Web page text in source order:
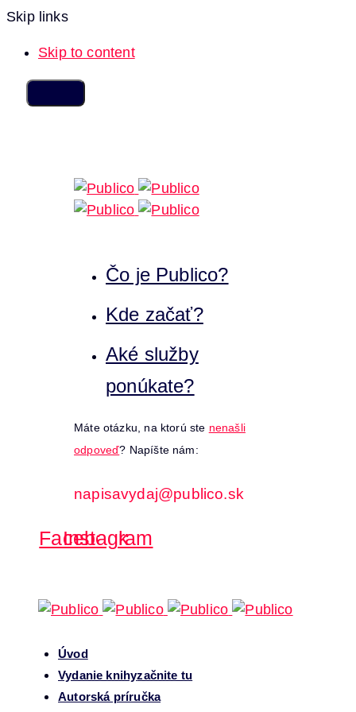
Skip links
Skip to content
Čo je Publico?
Kde začať?
Aké služby
ponúkate?
Máte otázku, na ktorú ste nenašli
odpoveď? Napíšte nám:
napisavydaj@publico.sk
Facebook
Instagram
Úvod
Vydanie knihyzačnite tu
Autorská príručka